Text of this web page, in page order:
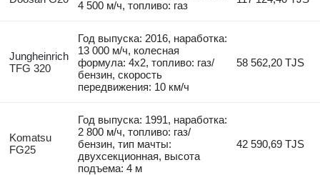
4 500 м/ч, топливо: газ
Jungheinrich
TFG 320
Год выпуска: 2016, наработка:
13 000 м/ч, колесная
формула: 4x2, топливо: газ/
бензин, скорость
передвижения: 10 км/ч
58 562,20 TJS
Komatsu
FG25
Год выпуска: 1991, наработка:
2 800 м/ч, топливо: газ/
бензин, тип мачты:
двухсекционная, высота
подъема: 4 м
42 590,69 TJS